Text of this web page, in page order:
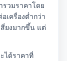
วมราคาโดย
เครื่องต่ำกว่า
ยงมากขึ้น แต่
ได้ราคาที่